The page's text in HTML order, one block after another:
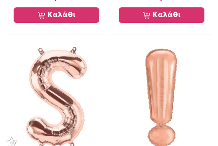
Καλάθι Καλάθι